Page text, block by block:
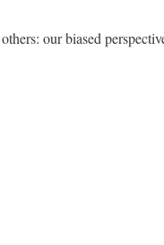
our biased